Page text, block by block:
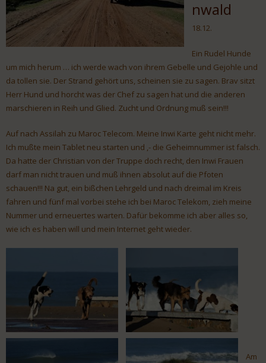
nwald
18.12.
Ein Rudel Hunde
um mich herum … ich werde wach von ihrem Gebelle und Gejohle und
da tollen sie. Der Strand gehört uns, scheinen sie zu sagen. Brav sitzt
Herr Hund und horcht was der Chef zu sagen hat und die anderen
marschieren in Reih und Glied. Zucht und Ordnung muß sein!!!
Auf nach Assilah zu Maroc Telecom. Meine Inwi Karte geht nicht mehr.
Ich mußte mein Tablet neu starten und ,- die Geheimnummer ist falsch.
Da hatte der Christian von der Truppe doch recht, den Inwi Frauen
darf man nicht trauen und muß ihnen absolut auf die Pfoten
schauen!!! Na gut, ein bißchen Lehrgeld und nach dreimal im Kreis
fahren und fünf mal vorbei stehe ich bei Maroc Telekom, zieh meine
Nummer und erneuertes warten. Dafür bekomme ich aber alles so,
wie ich es haben will und mein Internet geht wieder.
Am